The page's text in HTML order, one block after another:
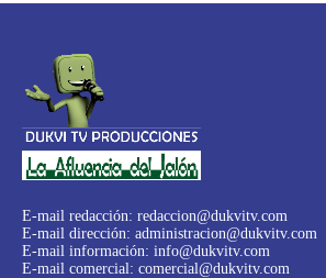
E-mail redacción: redaccion@dukvitv.com
E-mail dirección: administracion@dukvitv.com
E-mail información: info@dukvitv.com
E-mail comercial: comercial@dukvitv.com